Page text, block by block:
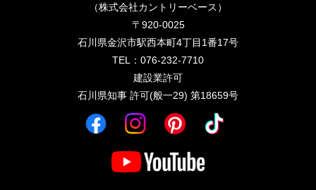
（株式会社カントリーベース）
〒920-0025
石川県金沢市駅西本町4丁目1番17号
TEL：076-232-7710
建設業許可
石川県知事 許可(般一29) 第18659号